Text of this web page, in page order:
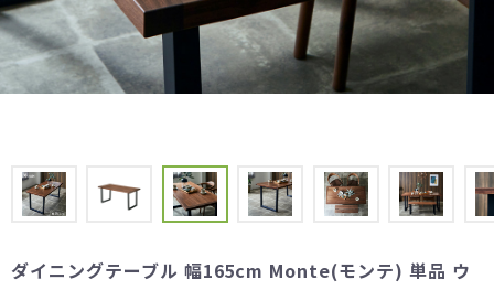
ダイニングテーブル 幅165cm Monte(モンテ) 単品 ウ